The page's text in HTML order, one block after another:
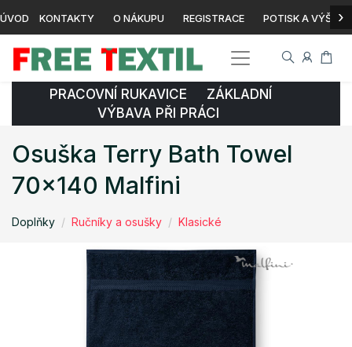
ÚVOD KONTAKTY O NÁKUPU REGISTRACE POTISK A ›
PRACOVNÍ RUKAVICE ZÁKLADNÍ
VÝBAVA PŘI PRÁCI
Osuška Terry Bath Towel
70x140 Malfini
Doplňky Ručníky a osušky Klasické